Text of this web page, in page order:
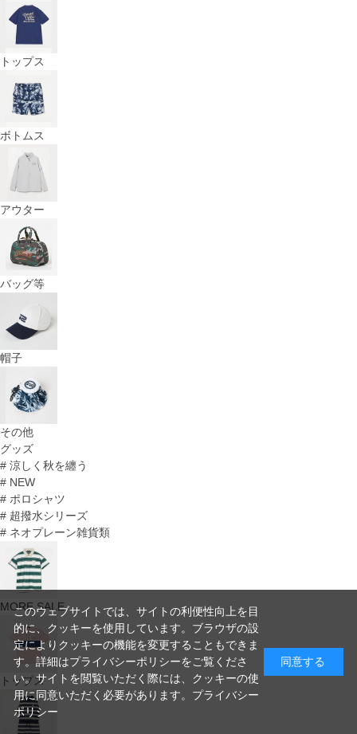
トップス
ボトムス
アウター
バッグ等
帽子
その他
グッズ
# 涼しく秋を纏う
# NEW
# ポロシャツ
# 超撥水シリーズ
# ネオプレーン雑貨類
MORE SALE
トップス
このウェブサイトでは、サイトの利便性向上を目
的に、クッキーを使用しています。ブラウザの設
定によりクッキーの機能を変更することもできま
す。詳細はプライバシーポリシーをご覧くださ
い。サイトを閲覧いただく際には、クッキーの使
用に同意いただく必要があります。 プライバシー
ポリシー
同意する